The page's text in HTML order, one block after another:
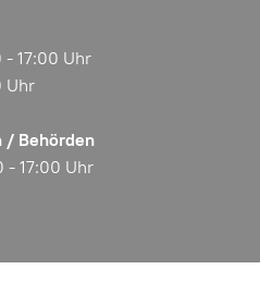
17:00 Uhr
Uhr
/ Behörden
- 17:00 Uhr